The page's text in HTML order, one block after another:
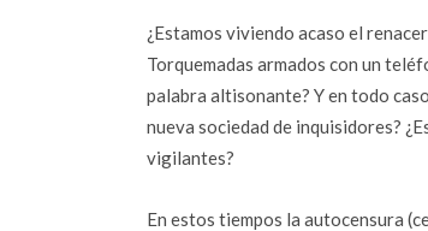
¿Estamos viviendo acaso el
Torquemadas armados con un
palabra altisonante? Y en todo
nueva sociedad de inquisidores?
vigilantes?
En estos tiempos la autocensura